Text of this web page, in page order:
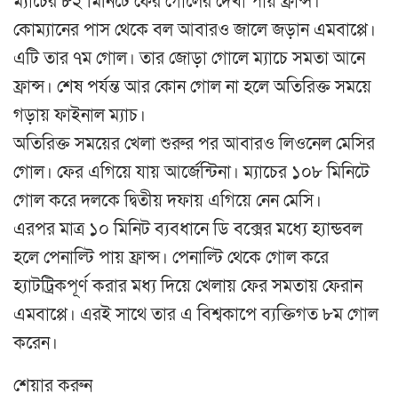
কোম্যানের পাস থেকে বল আবারও জালে জড়ান এমবাপ্পে।
এটি তার ৭ম গোল। তার জোড়া গোলে ম্যাচে সমতা আনে
ফ্রান্স। শেষ পর্যন্ত আর কোন গোল না হলে অতিরিক্ত সময়ে
গড়ায় ফাইনাল ম্যাচ।
অতিরিক্ত সময়ের খেলা শুরুর পর আবারও লিওনেল মেসির
গোল। ফের এগিয়ে যায় আর্জেন্টিনা। ম্যাচের ১০৮ মিনিটে
গোল করে দলকে দ্বিতীয় দফায় এগিয়ে নেন মেসি।
এরপর মাত্র ১০ মিনিট ব্যবধানে ডি বক্সের মধ্যে হ্যান্ডবল
হলে পেনাল্টি পায় ফ্রান্স। পেনাল্টি থেকে গোল করে
হ্যাটট্রিকপূর্ণ করার মধ্য দিয়ে খেলায় ফের সমতায় ফেরান
এমবাপ্পে। এরই সাথে তার এ বিশ্বকাপে ব্যক্তিগত ৮ম গোল
করেন।
শেয়ার করুন